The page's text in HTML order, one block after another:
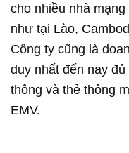
cho nhiều nhà
như tại Lào,
Công ty cũng là
duy nhất đến nay
thông và thẻ thông
EMV.